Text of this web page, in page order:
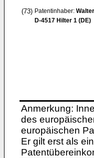
(73) Patentinhaber:
D-4517 Hilter 1 (DE)
Anmerkung:
des
europäischen
Er gilt erst als